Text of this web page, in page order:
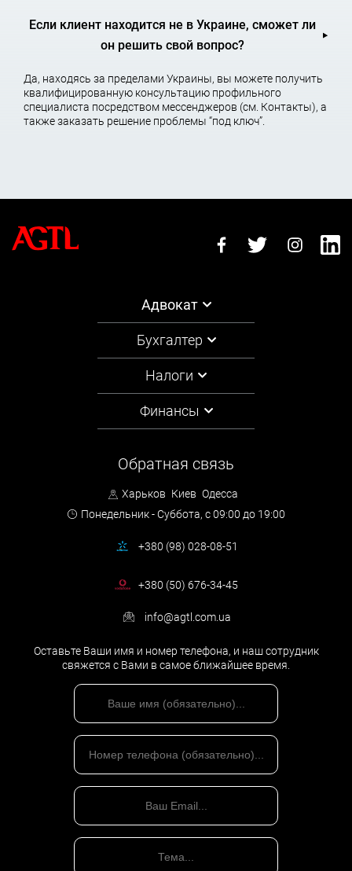
Если клиент находится не в Украине, сможет ли
он решить свой вопрос?
Да, находясь за пределами Украины, вы можете получить
квалифицированную консультацию профильного
специалиста посредством мессенджеров (см. Контакты), а
также заказать решение проблемы “под ключ”.
Адвокат
Бухгалтер
Налоги
Финансы
Обратная связь
Харьков Киев Одесса
Понедельник - Суббота, с 09:00 до 19:00
+380 (98) 028-08-51
+380 (50) 676-34-45
info@agtl.com.ua
Оставьте Ваши имя и номер телефона, и наш сотрудник
свяжется с Вами в самое ближайшее время.